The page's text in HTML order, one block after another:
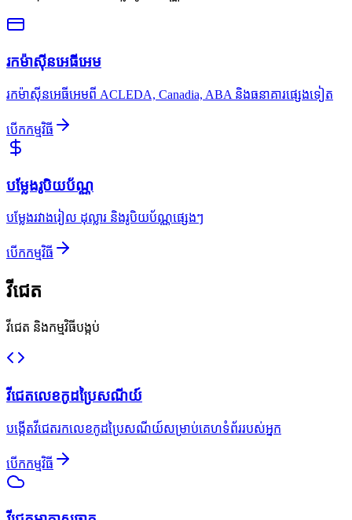
រកម៉ាស៊ីនអេធីអេម
រកម៉ាស៊ីនអេធីអេមពី ACLEDA, Canadia, ABA និងធនាគារផ្សេងទៀត
បើកកម្មវិធី
បម្លែងរូបិយប័ណ្ណ
បម្លែងរវាងរៀល ដុល្លារ និងរូបិយប័ណ្ណផ្សេងៗ
បើកកម្មវិធី
វីជេត
វីជេត និងកម្មវិធីបង្កប់
វីជេតលេខកូដប្រៃសណីយ៍
បង្កើតវីជេតរកលេខកូដប្រៃសណីយ៍សម្រាប់គេហទំព័ររបស់អ្នក
បើកកម្មវិធី